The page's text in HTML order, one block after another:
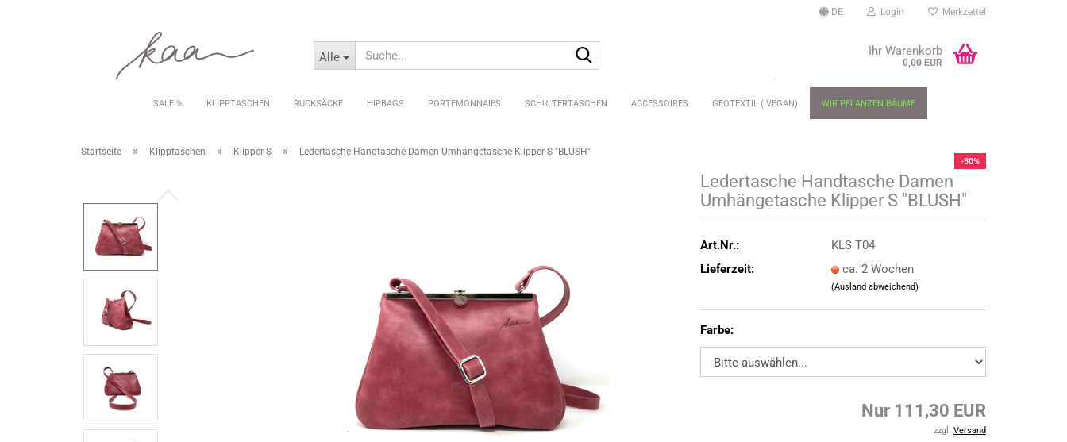
DE Login Merkzettel
Alle Ihr Warenkorb
0,00 EUR
SALE % KLIPPTASCHEN RUCKSÄCKE HIPBAGS PORTEMONNAIES SCHULTERTASCHEN ACCESSOIRES GEOTEXTIL ( VEGAN) WIR PFLANZEN BÄUME
Startseite » Klipptaschen » Klipper S » Ledertasche Handtasche Damen Umhängetasche Klipper S "BLUSH"
-30%
Ledertasche Handtasche Damen
Umhängetasche Klipper S "BLUSH"
Art.Nr.:
KLS T04
Lieferzeit:
ca. 2 Wochen
(Ausland abweichend)
Farbe:
Nur 111,30 EUR
zzgl. Versand